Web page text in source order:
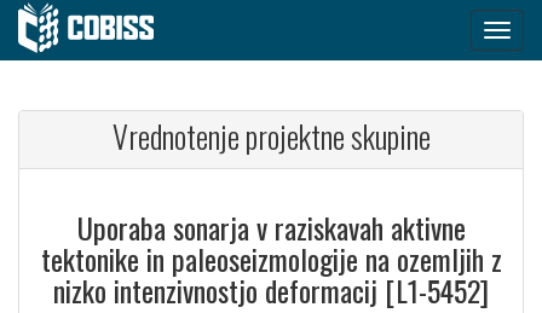
Vrednotenje projektne skupine
Uporaba sonarja v raziskavah aktivne
tektonike in paleoseizmologije na ozemljih z
nizko intenzivnostjo deformacij [L1-5452]